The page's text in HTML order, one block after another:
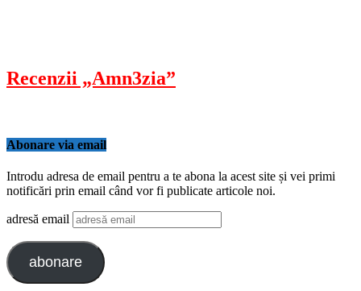
Recenzii „Amn3zia”
Abonare via email
Introdu adresa de email pentru a te abona la acest site și vei primi
notificări prin email când vor fi publicate articole noi.
adresă email
abonare